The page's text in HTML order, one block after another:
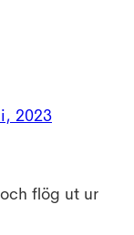
2023
flög ut ur